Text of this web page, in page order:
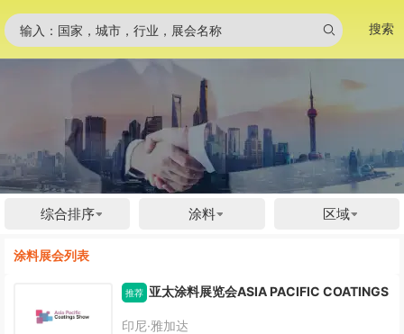
输入：国家，城市，行业，展会名称 搜索
综合排序 涂料 区域
涂料展会列表
推荐 亚太涂料展览会ASIA PACIFIC COATINGS
印尼·雅加达